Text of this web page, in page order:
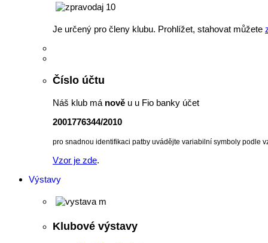
Je určený pro členy klubu. Prohlížet, stahovat můžete
Číslo účtu
Náš klub má nově u u Fio banky účet
2001776344/2010
pro snadnou identifikaci patby uvádějte variabilní symboly podle
Vzor je zde.
Výstavy
Klubové výstavy